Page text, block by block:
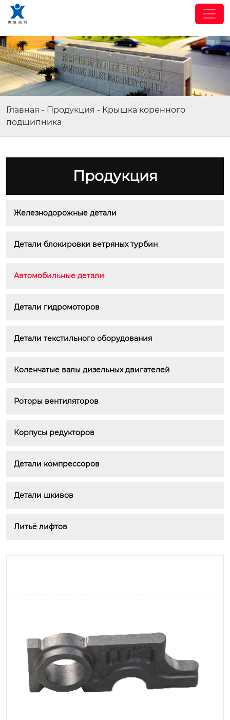
Главная - Продукция - Крышка коренного
подшипника
Продукция
Железнодорожные детали
Детали блокировки ветряных турбин
Автомобильные детали
Детали гидромоторов
Детали текстильного оборудования
Коленчатые валы дизельных двигателей
Роторы вентиляторов
Корпусы редукторов
Детали компрессоров
Детали шкивов
Литьё лифтов